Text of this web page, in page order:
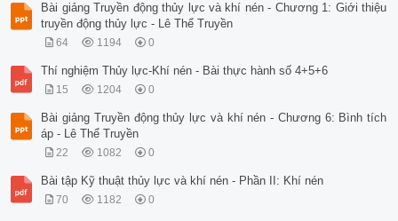
Bài giảng Truyền động thủy lực và khí nén - Chương 1: Giới thiệu
truyền động thủy lực - Lê Thể Truyền
64 1194 0
Thí nghiệm Thủy lực-Khí nén - Bài thực hành số 4+5+6
15 1204 0
Bài giảng Truyền động thủy lực và khí nén - Chương 6: Bình tích
áp - Lê Thể Truyền
22 1082 0
Bài tập Kỹ thuật thủy lực và khí nén - Phần II: Khí nén
70 1182 0